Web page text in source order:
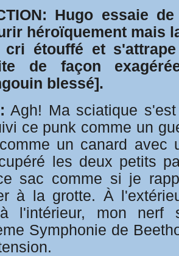
Hugo essaie
héroïquement mais
cri étouffé et
de façon
blessé].
Agh! Ma sciatique
ce punk comme un
un canard avec
les deux petits
sac comme si je
à la grotte. À
l'intérieur, mon nerf
Symphonie de